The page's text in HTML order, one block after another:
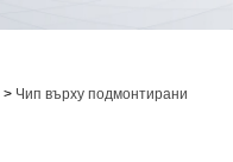
> Чип върху подмонтирани